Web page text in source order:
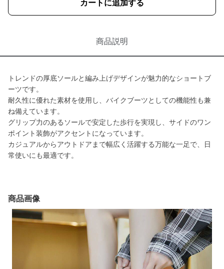
カートに追加する
商品説明
トレンドの厚底ソールと編み上げデザインが魅力的なショートブ
ーツです。
耐久性に優れた素材を使用し、バイクブーツとしての機能性も兼
ね備えています。
グリップ力のあるソールで安定した歩行を実現し、サイドのワン
ポイント装飾がアクセントになっています。
カジュアルからアウトドアまで幅広く活躍する万能な一足で、日
常使いにも最適です。
商品画像